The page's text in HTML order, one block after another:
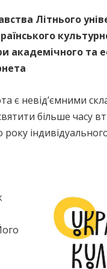
Літнього
академічного та
є невід’ємними
більше часу
року